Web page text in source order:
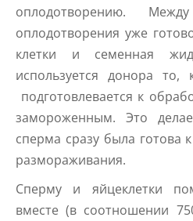
оплодотворению.
оплодотворения уже
клетки и семенная
используется донора то,
подготовлевается к
замороженным. Это
сперма сразу была готова
размораживания.
Сперму и яйцеклетки
вместе (в соотношении